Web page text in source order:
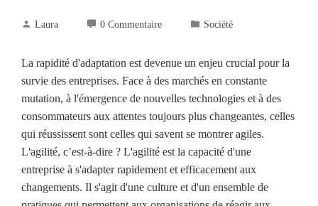
Laura 0 Commentaire Société
La rapidité d'adaptation est devenue un enjeu crucial pour la
survie des entreprises. Face à des marchés en constante
mutation, à l'émergence de nouvelles technologies et à des
consommateurs aux attentes toujours plus changeantes, celles
qui réussissent sont celles qui savent se montrer agiles.
L'agilité, c’est-à-dire ? L'agilité est la capacité d'une
entreprise à s'adapter rapidement et efficacement aux
changements. Il s'agit d'une culture et d'un ensemble de